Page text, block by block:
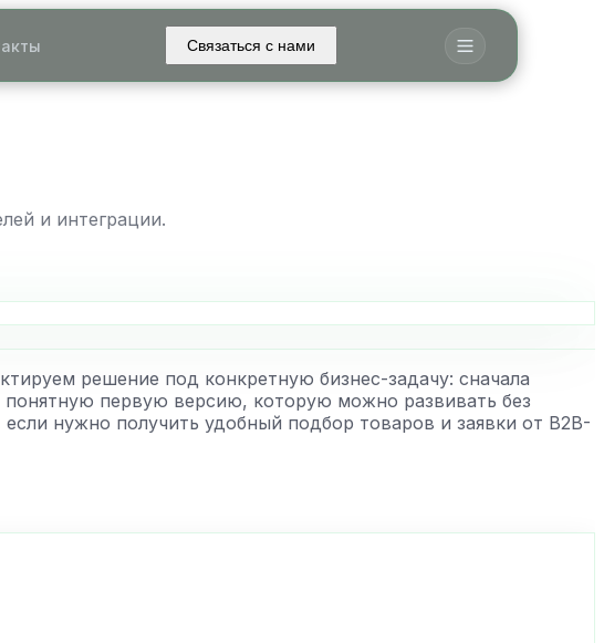
Связаться с нами
и интеграции.
решение под конкретную бизнес-задачу: сначала
понятную первую версию, которую можно развивать без
нужно получить удобный подбор товаров и заявки от B2B-